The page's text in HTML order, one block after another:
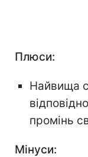
Плюси:
Найвища
промінь
Мінуси: